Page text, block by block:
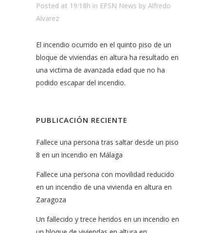
Posted at 19:18h in EFSN News by Alfredo
Alvarez
El incendio ocurrido en el quinto piso de un
bloque de viviendas en altura ha resultado en
una victima de avanzada edad que no ha
podido escapar del incendio.
PUBLICACIÓN RECIENTE
Fallece una persona tras saltar desde un piso
8 en un incendio en Málaga
Fallece una persona con movilidad reducido
en un incendio de una vivienda en altura en
Zaragoza
Un fallecido y trece heridos en un incendio en